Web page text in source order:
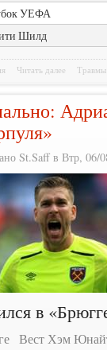
УЕФА
Шилд
Читать далее Травмы
St.Saff в Втр, 06/
в
Вест Хэм